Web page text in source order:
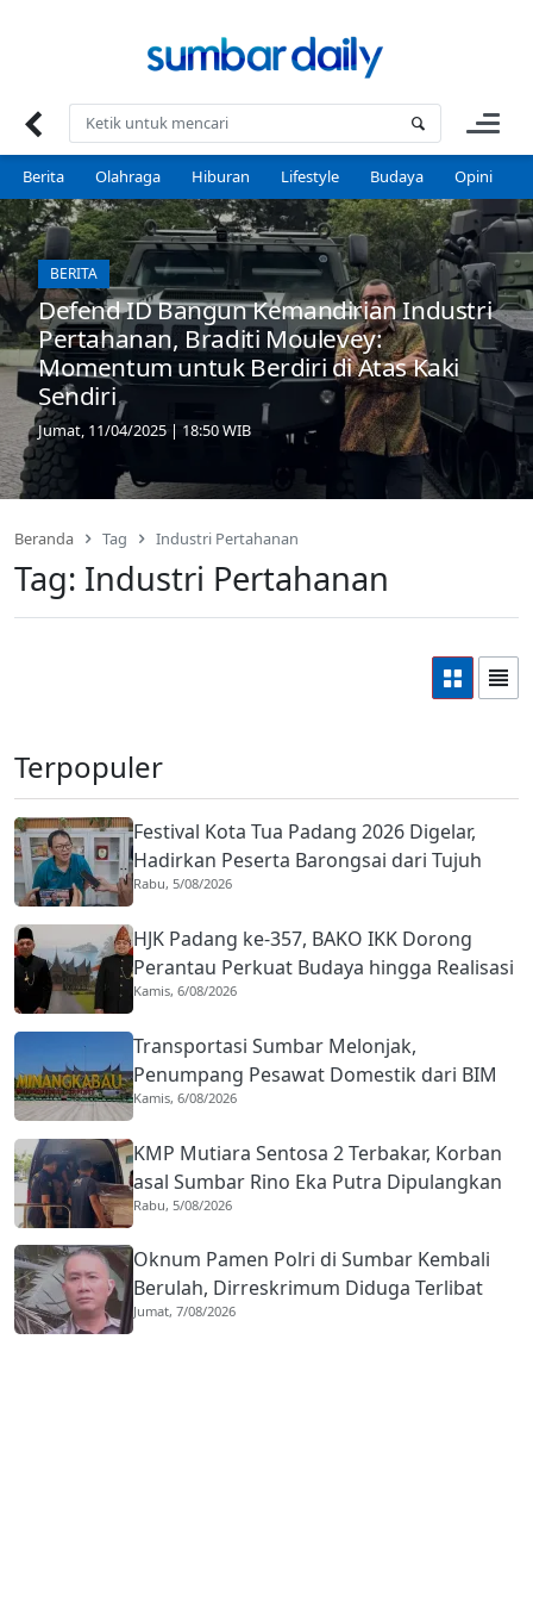
Berita Olahraga Hiburan Lifestyle Budaya Opini
BERITA
Defend ID Bangun Kemandirian Industri
Pertahanan, Braditi Moulevey:
Momentum untuk Berdiri di Atas Kaki
Sendiri
Jumat, 11/04/2025 | 18:50 WIB
Beranda Tag Industri Pertahanan
Tag: Industri Pertahanan
Terpopuler
Festival Kota Tua Padang 2026 Digelar,
Hadirkan Peserta Barongsai dari Tujuh
Negara
Rabu, 5/08/2026
HJK Padang ke-357, BAKO IKK Dorong
Perantau Perkuat Budaya hingga Realisasi
Kota Gastronomi
Kamis, 6/08/2026
Transportasi Sumbar Melonjak,
Penumpang Pesawat Domestik dari BIM
Naik Hampir 33 Persen
Kamis, 6/08/2026
KMP Mutiara Sentosa 2 Terbakar, Korban
asal Sumbar Rino Eka Putra Dipulangkan
ke Agam
Rabu, 5/08/2026
Oknum Pamen Polri di Sumbar Kembali
Berulah, Dirreskrimum Diduga Terlibat
Kekerasan dengan Seorang Sopir
Jumat, 7/08/2026